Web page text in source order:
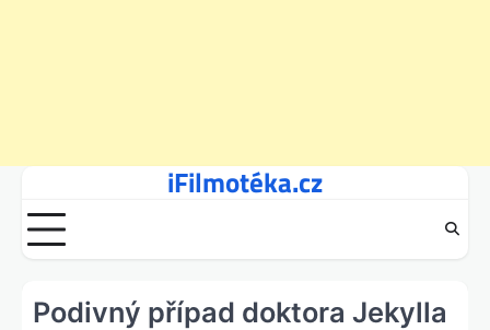
content
iFilmotéka.cz
Podivný případ doktora Jekylla